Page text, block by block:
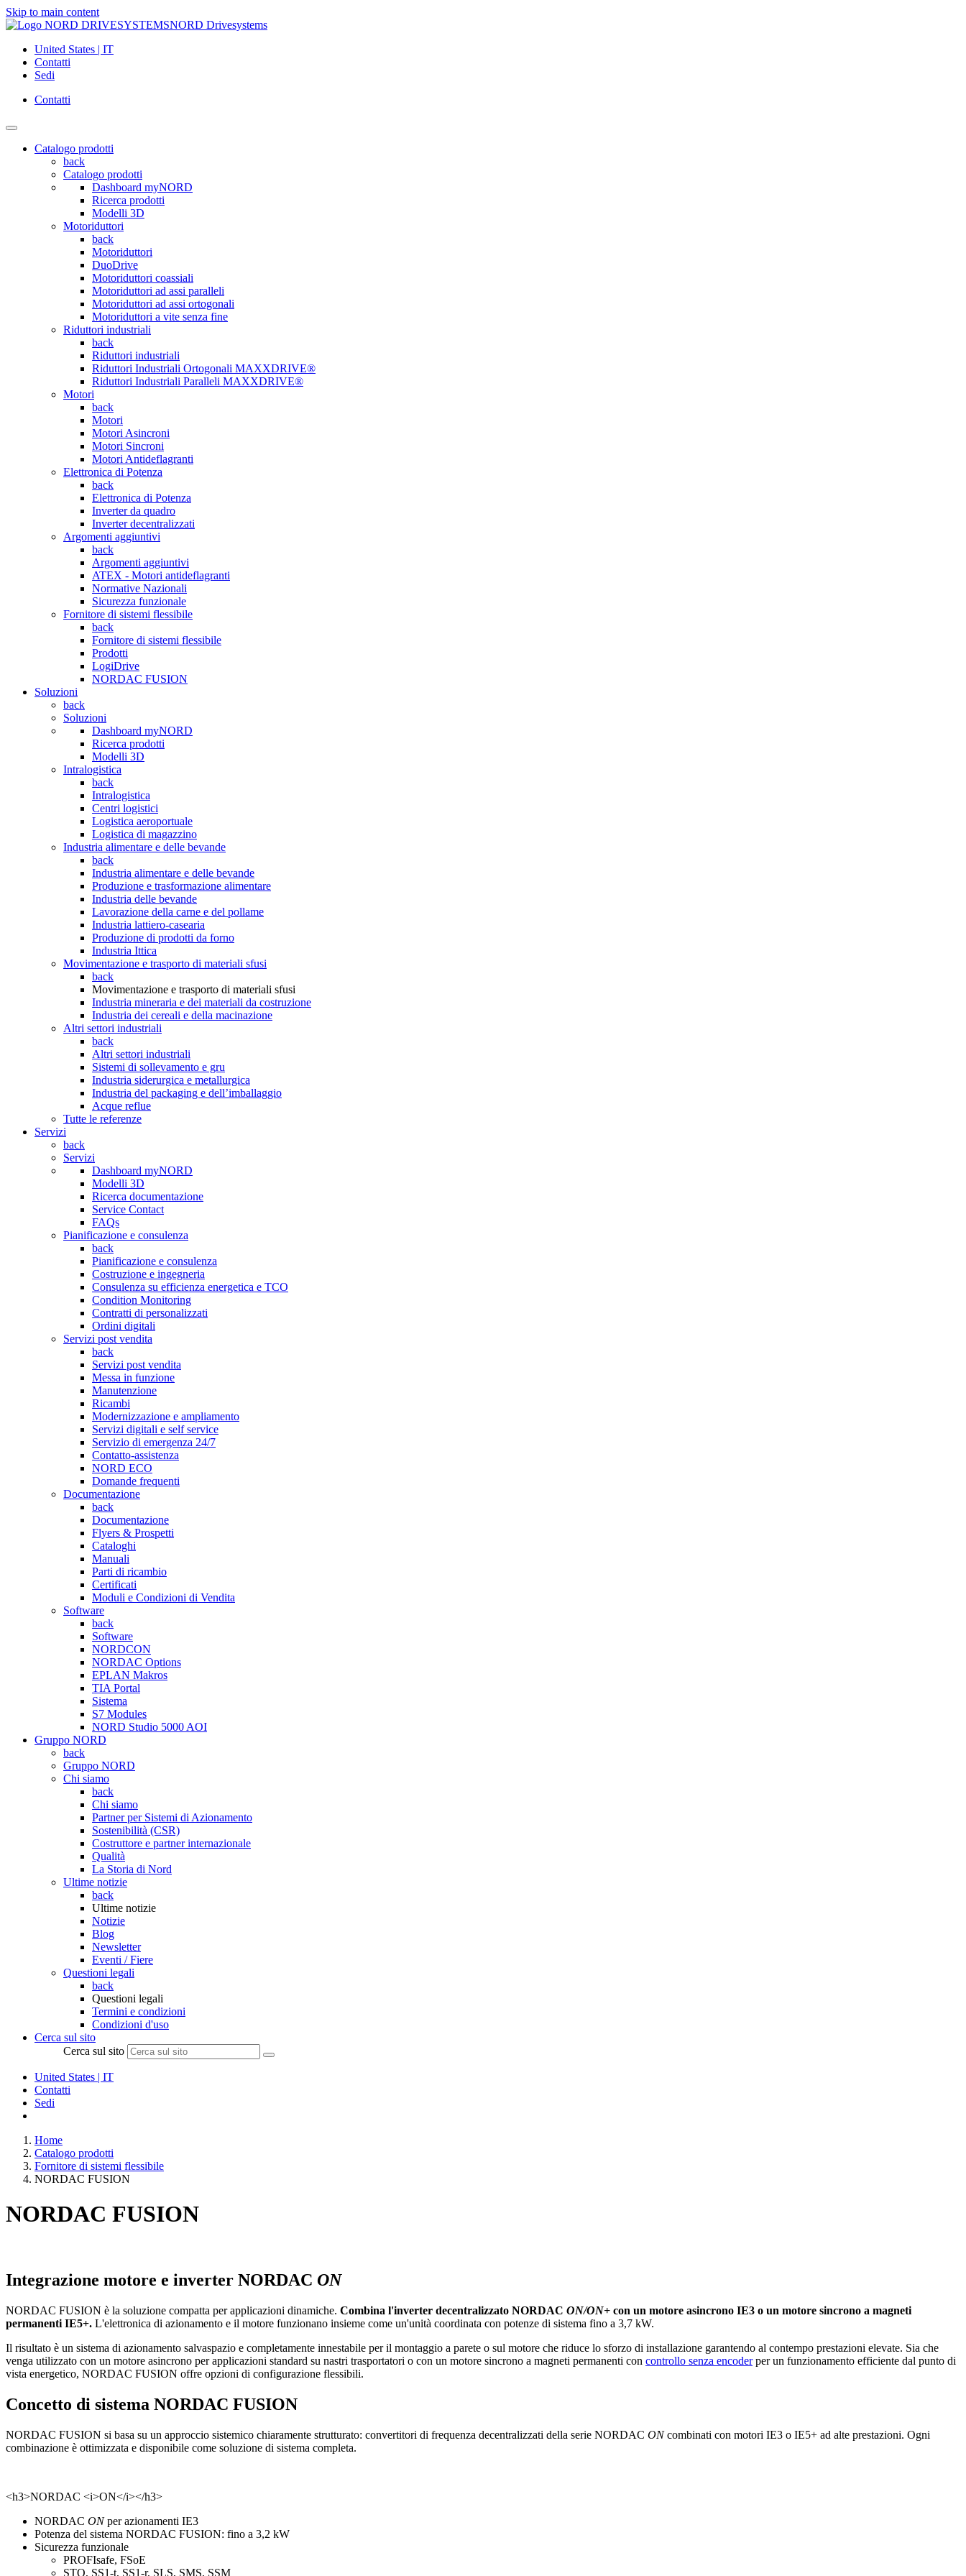
Skip to main content
NORD Drivesystems
United States | IT
Contatti
Sedi
Contatti
Catalogo prodotti
back
Catalogo prodotti
Dashboard myNORD
Ricerca prodotti
Modelli 3D
Motoriduttori
back
Motoriduttori
DuoDrive
Motoriduttori coassiali
Motoriduttori ad assi paralleli
Motoriduttori ad assi ortogonali
Motoriduttori a vite senza fine
Riduttori industriali
back
Riduttori industriali
Riduttori Industriali Ortogonali MAXXDRIVE®
Riduttori Industriali Paralleli MAXXDRIVE®
Motori
back
Motori
Motori Asincroni
Motori Sincroni
Motori Antideflagranti
Elettronica di Potenza
back
Elettronica di Potenza
Inverter da quadro
Inverter decentralizzati
Argomenti aggiuntivi
back
Argomenti aggiuntivi
ATEX - Motori antideflagranti
Normative Nazionali
Sicurezza funzionale
Fornitore di sistemi flessibile
back
Fornitore di sistemi flessibile
Prodotti
LogiDrive
NORDAC FUSION
Soluzioni
back
Soluzioni
Dashboard myNORD
Ricerca prodotti
Modelli 3D
Intralogistica
back
Intralogistica
Centri logistici
Logistica aeroportuale
Logistica di magazzino
Industria alimentare e delle bevande
back
Industria alimentare e delle bevande
Produzione e trasformazione alimentare
Industria delle bevande
Lavorazione della carne e del pollame
Industria lattiero-casearia
Produzione di prodotti da forno
Industria Ittica
Movimentazione e trasporto di materiali sfusi
back
Movimentazione e trasporto di materiali sfusi
Industria mineraria e dei materiali da costruzione
Industria dei cereali e della macinazione
Altri settori industriali
back
Altri settori industriali
Sistemi di sollevamento e gru
Industria siderurgica e metallurgica
Industria del packaging e dell’imballaggio
Acque reflue
Tutte le referenze
Servizi
back
Servizi
Dashboard myNORD
Modelli 3D
Ricerca documentazione
Service Contact
FAQs
Pianificazione e consulenza
back
Pianificazione e consulenza
Costruzione e ingegneria
Consulenza su efficienza energetica e TCO
Condition Monitoring
Contratti di personalizzati
Ordini digitali
Servizi post vendita
back
Servizi post vendita
Messa in funzione
Manutenzione
Ricambi
Modernizzazione e ampliamento
Servizi digitali e self service
Servizio di emergenza 24/7
Contatto-assistenza
NORD ECO
Domande frequenti
Documentazione
back
Documentazione
Flyers & Prospetti
Cataloghi
Manuali
Parti di ricambio
Certificati
Moduli e Condizioni di Vendita
Software
back
Software
NORDCON
NORDAC Options
EPLAN Makros
TIA Portal
Sistema
S7 Modules
NORD Studio 5000 AOI
Gruppo NORD
back
Gruppo NORD
Chi siamo
back
Chi siamo
Partner per Sistemi di Azionamento
Sostenibilità (CSR)
Costruttore e partner internazionale
Qualità
La Storia di Nord
Ultime notizie
back
Ultime notizie
Notizie
Blog
Newsletter
Eventi / Fiere
Questioni legali
back
Questioni legali
Termini e condizioni
Condizioni d'uso
Cerca sul sito
Cerca sul sito
United States | IT
Contatti
Sedi
Home
Catalogo prodotti
Fornitore di sistemi flessibile
NORDAC FUSION
NORDAC FUSION
Integrazione motore e inverter NORDAC ON
NORDAC FUSION è la soluzione compatta per applicazioni dinamiche. Combina l'inverter decentralizzato NORDAC ON/ON+ con un motore asincrono IE3 o un motore sincrono a magneti
permanenti IE5+. L'elettronica di azionamento e il motore funzionano insieme come un'unità coordinata con potenze di sistema fino a 3,7 kW.
Il risultato è un sistema di azionamento salvaspazio e completamente innestabile per il montaggio a parete o sul motore che riduce lo sforzo di installazione garantendo al contempo prestazioni elevate. Sia che
venga utilizzato con un motore asincrono per applicazioni standard su nastri trasportatori o con un motore sincrono a magneti permanenti con controllo senza encoderper un funzionamento efficiente dal punto di
vista energetico, NORDAC FUSION offre opzioni di configurazione flessibili.
Concetto di sistema NORDAC FUSION
NORDAC FUSION si basa su un approccio sistemico chiaramente strutturato: convertitori di frequenza decentralizzati della serie NORDAC ONcombinati con motori IE3 o IE5+ ad alte prestazioni. Ogni
combinazione è ottimizzata e disponibile come soluzione di sistema completa.
<h3>NORDAC <i>ON</i></h3>
NORDAC ONper azionamenti IE3
Potenza del sistema NORDAC FUSION: fino a 3,2 kW
Sicurezza funzionale
PROFIsafe, FSoE
STO, SS1-t, SS1-r, SLS, SMS, SSM